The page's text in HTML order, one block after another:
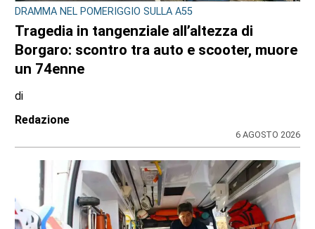
DRAMMA NEL POMERIGGIO SULLA A55
Tragedia in tangenziale all’altezza di
Borgaro: scontro tra auto e scooter, muore
un 74enne
di
Redazione
6 AGOSTO 2026